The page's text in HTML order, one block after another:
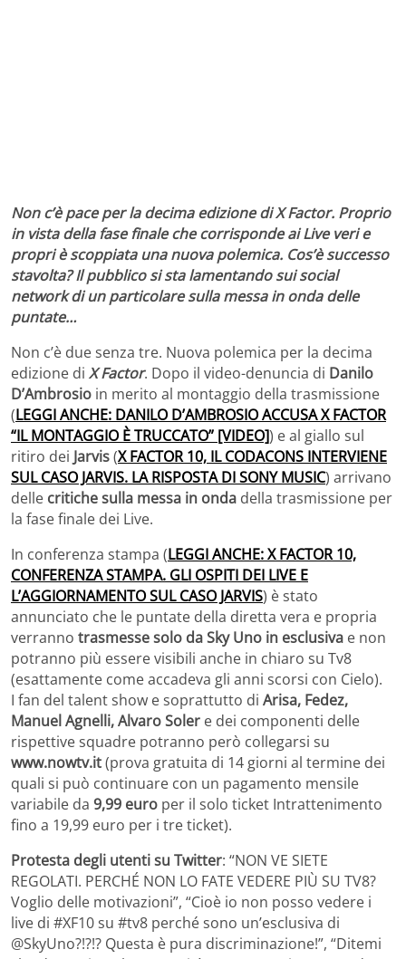
Non c’è pace per la decima edizione di X Factor. Proprio
in vista della fase finale che corrisponde ai Live veri e
propri è scoppiata una nuova polemica. Cos’è successo
stavolta? Il pubblico si sta lamentando sui social
network di un particolare sulla messa in onda delle
puntate…
Non c’è due senza tre. Nuova polemica per la decima
edizione di X Factor. Dopo il video-denuncia di Danilo
D’Ambrosio in merito al montaggio della trasmissione
(LEGGI ANCHE: DANILO D’AMBROSIO ACCUSA X FACTOR
“IL MONTAGGIO È TRUCCATO” [VIDEO]) e al giallo sul
ritiro dei Jarvis(X FACTOR 10, IL CODACONS INTERVIENE
SUL CASO JARVIS. LA RISPOSTA DI SONY MUSIC) arrivano
delle critiche sulla messa in onda della trasmissione per
la fase finale dei Live.
In conferenza stampa (LEGGI ANCHE: X FACTOR 10,
CONFERENZA STAMPA. GLI OSPITI DEI LIVE E
L’AGGIORNAMENTO SUL CASO JARVIS) è stato
annunciato che le puntate della diretta vera e propria
verranno trasmesse solo da Sky Uno in esclusiva e non
potranno più essere visibili anche in chiaro su Tv8
(esattamente come accadeva gli anni scorsi con Cielo).
I fan del talent show e soprattutto di Arisa, Fedez,
Manuel Agnelli, Alvaro Soler e dei componenti delle
rispettive squadre potranno però collegarsi su
www.nowtv.it(prova gratuita di 14 giorni al termine dei
quali si può continuare con un pagamento mensile
variabile da 9,99 euro per il solo ticket Intrattenimento
fino a 19,99 euro per i tre ticket).
Protesta degli utenti su Twitter: “NON VE SIETE
REGOLATI. PERCHÉ NON LO FATE VEDERE PIÙ SU TV8?
Voglio delle motivazioni”, “Cioè io non posso vedere i
live di #XF10 su #tv8 perché sono un’esclusiva di
@SkyUno?!?!? Questa è pura discriminazione!”, “Ditemi